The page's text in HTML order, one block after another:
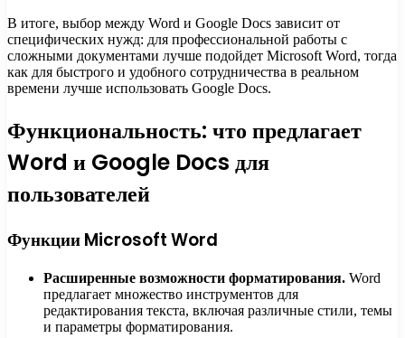
В итоге, выбор между Word и Google Docs зависит от
специфических нужд: для профессиональной работы с
сложными документами лучше подойдет Microsoft Word, тогда
как для быстрого и удобного сотрудничества в реальном
времени лучше использовать Google Docs.
Функциональность: что предлагает
Word и Google Docs для
пользователей
Функции Microsoft Word
Расширенные возможности форматирования. Word
предлагает множество инструментов для
редактирования текста, включая различные стили, темы
и параметры форматирования.